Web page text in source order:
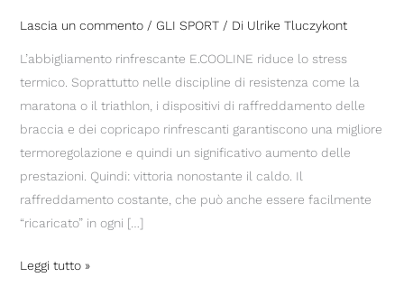
Lascia un commento / GLI SPORT/ Di Ulrike Tluczykont
L’abbigliamento rinfrescante E.COOLINE riduce lo stress
termico. Soprattutto nelle discipline di resistenza come la
maratona o il triathlon, i dispositivi di raffreddamento delle
braccia e dei copricapo rinfrescanti garantiscono una migliore
termoregolazione e quindi un significativo aumento delle
prestazioni. Quindi: vittoria nonostante il caldo. Il
raffreddamento costante, che può anche essere facilmente
“ricaricato” in ogni […]
Leggi tutto »